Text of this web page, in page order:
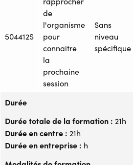
504412S
de
l'organisme
pour
connaitre
la
prochaine
session
Sans
niveau
spécifique
Durée
Durée totale de la formation : 21h
Durée en centre : 21h
Durée en entreprise : h